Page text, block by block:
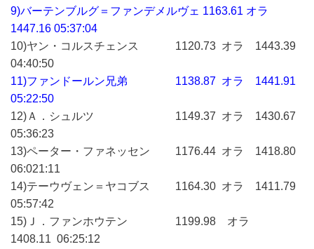
9)バーテンブルグ＝ファンデメルヴェ 1163.61 オラ
1447.16 05:37:04
10)ヤン・コルスチェンス 1120.73 オラ 1443.39
04:40:50
11)ファンドールン兄弟 1138.87 オラ 1441.91
05:22:50
12)Ａ．シュルツ 1149.37 オラ 1430.67
05:36:23
13)ペーター・ファネッセン 1176.44 オラ 1418.80
06:021:11
14)テーウヴェン＝ヤコブス 1164.30 オラ 1411.79
05:57:42
15)Ｊ．ファンホウテン 1199.98 オラ
1408.11 06:25:12